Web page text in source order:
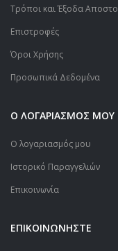
Τρόποι και Έξοδα
Επιστροφές
Όροι Χρήσης
Προσωπικά Δεδομένα
Ο ΛΟΓΑΡΙΑΣΜΟΣ ΜΟΥ
Ο λογαριασμός μου
Ιστορικό Παραγγελιών
Επικοινωνία
ΕΠΙΚΟΙΝΩΝΗΣΤΕ